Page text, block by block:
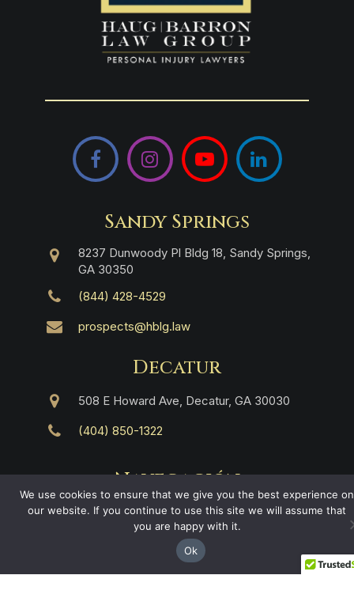
FacebookInstagramYouTube LinkedIn
Sandy Springs
8237 Dunwoody Pl Bldg 18, Sandy Springs,
GA 30350
(844) 428-4529
prospects@hblg.law
Decatur
508 E Howard Ave, Decatur, GA 30030
(404) 850-1322
Navegación
Inicio
Áreas de Práctica
Ciudades en Georgia
We use cookies to ensure that we give you the best experience on
our website. If you continue to use this site we will assume that
you are happy with it.
Ok